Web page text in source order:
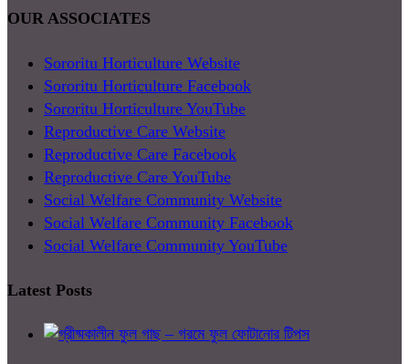
OUR ASSOCIATES
Sororitu Horticulture Website
Sororitu Horticulture Facebook
Sororitu Horticulture YouTube
Reproductive Care Website
Reproductive Care Facebook
Reproductive Care YouTube
Social Welfare Community Website
Social Welfare Community Facebook
Social Welfare Community YouTube
Latest Posts